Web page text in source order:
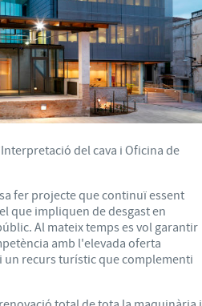
del cava i Oficina de
fer projecte que continuï essent
que impliquen de desgast en
Al mateix temps es vol garantir
amb l'elevada oferta
recurs turístic que complementi